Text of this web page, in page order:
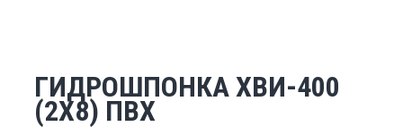
ГИДРОШПОНКА ХВИ-400
(2Х8) ПВХ